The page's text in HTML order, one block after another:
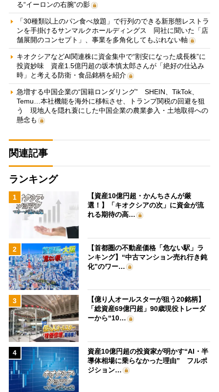
る“イーロンの右腕”の影
「30種類以上のパン食べ放題」で行列のできる新形態レストラ
ンを手掛けるサンマルクホールディングス 同社に聞いた「店
舗展開のコンセプト」、事業を多角化してもぶれない軸
キオクシアなどAI関連株に資金集中で“割安になった成長株”に
投資妙味 資産1.5億円超の坂本慎太郎さんが「絶好の仕込み
時」と考える防衛・食品銘柄を紹介
急増する中国企業の“国籍ロンダリング” SHEIN、TikTok、
Temu…本社機能を海外に移転させ、トランプ関税の回避を狙
う 現地人を隠れ蓑にした中国企業の農業参入・土地取得への
懸念も
関連記事
ランキング
1
【資産10億円超・かんちさんが厳
選！】「キオクシアの次」に資金が流
れる期待の高…
2
【首都圏の不動産価格「危ない駅」ラ
ンキング】“中古マンション売れ行き鈍
化”のワー…
3
【億り人オールスターが狙う20銘柄】
「総資産69億円超」90歳現役トレーダ
ーから“10…
4
資産10億円超の投資家が明かす“AI・半
導体相場に乗らなかった理由” フルポ
ジション…